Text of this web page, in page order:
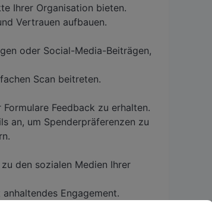
Ihrer Organisation bieten.
Vertrauen aufbauen.
oder Social-Media-Beiträgen,
Scan beitreten.
Feedback zu erhalten.
an, um Spenderpräferenzen zu
den sozialen Medien Ihrer
Engagement.